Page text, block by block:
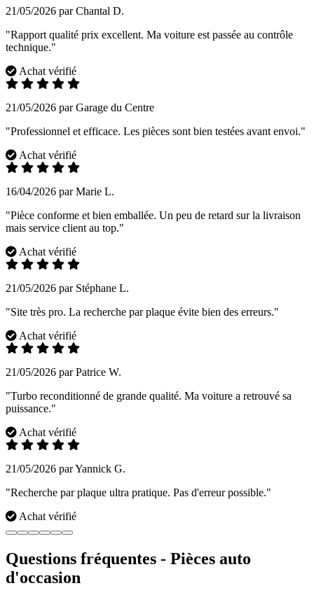
21/05/2026 par Chantal D.
"Rapport qualité prix excellent. Ma voiture est passée au contrôle
technique."
Achat vérifié
21/05/2026 par Garage du Centre
"Professionnel et efficace. Les pièces sont bien testées avant envoi."
Achat vérifié
16/04/2026 par Marie L.
"Pièce conforme et bien emballée. Un peu de retard sur la livraison
mais service client au top."
Achat vérifié
21/05/2026 par Stéphane L.
"Site très pro. La recherche par plaque évite bien des erreurs."
Achat vérifié
21/05/2026 par Patrice W.
"Turbo reconditionné de grande qualité. Ma voiture a retrouvé sa
puissance."
Achat vérifié
21/05/2026 par Yannick G.
"Recherche par plaque ultra pratique. Pas d'erreur possible."
Achat vérifié
Questions fréquentes - Pièces auto
d'occasion